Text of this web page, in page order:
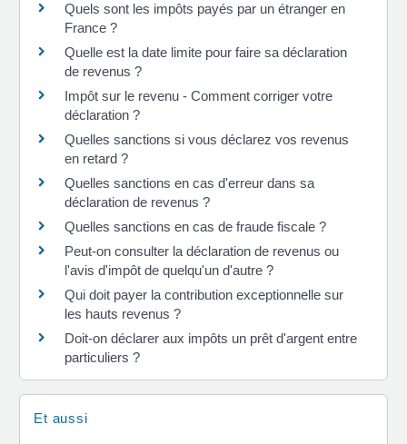
Quels sont les impôts payés par un étranger en
France ?
Quelle est la date limite pour faire sa déclaration
de revenus ?
Impôt sur le revenu - Comment corriger votre
déclaration ?
Quelles sanctions si vous déclarez vos revenus
en retard ?
Quelles sanctions en cas d'erreur dans sa
déclaration de revenus ?
Quelles sanctions en cas de fraude fiscale ?
Peut-on consulter la déclaration de revenus ou
l'avis d'impôt de quelqu'un d'autre ?
Qui doit payer la contribution exceptionnelle sur
les hauts revenus ?
Doit-on déclarer aux impôts un prêt d'argent entre
particuliers ?
Et aussi